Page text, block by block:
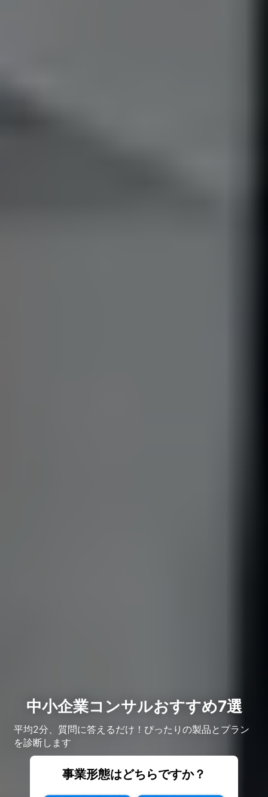
中小企業コンサルおすすめ7選
平均2分、質問に答えるだけ！ぴったりの製品とプラン
を診断します
事業形態はどちらですか？